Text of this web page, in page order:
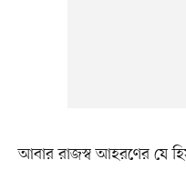
আবার রাজস্ব আহরণের যে